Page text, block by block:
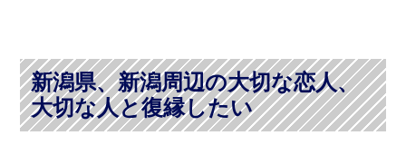
新潟県、新潟周辺の大切な恋人、
大切な人と復縁したい